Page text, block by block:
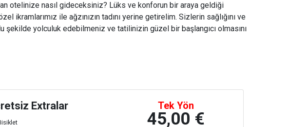
otelinize nasıl gideceksiniz? Lüks ve konforun bir araya geldiği
ikramlarımız ile ağzınızın tadını yerine getirelim. Sizlerin sağlığını ve
şekilde yolculuk edebilmeniz ve tatilinizin güzel bir başlangıcı olmasını
Extralar Tek Yön
45,00 €